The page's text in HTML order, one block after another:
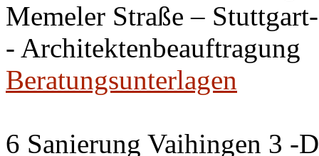
Memeler Straße –
- Architektenbeauftragung
Beratungsunterlagen
6 Sanierung Vaihingen 3 -